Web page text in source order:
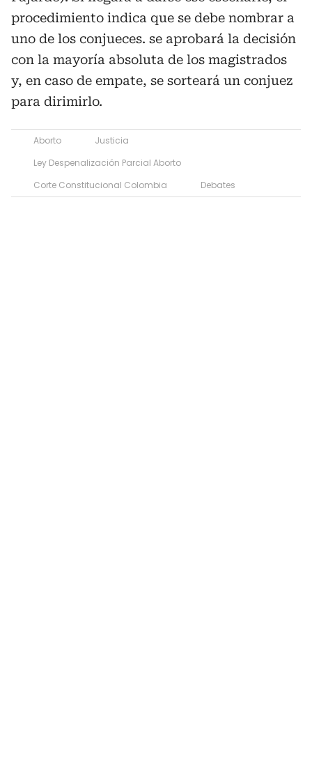
procedimiento indica que se debe nombrar a
uno de los conjueces. se aprobará la decisión
con la mayoría absoluta de los magistrados
y, en caso de empate, se sorteará un conjuez
para dirimirlo.
Aborto
Justicia
Ley Despenalización Parcial Aborto
Corte Constitucional Colombia
Debates